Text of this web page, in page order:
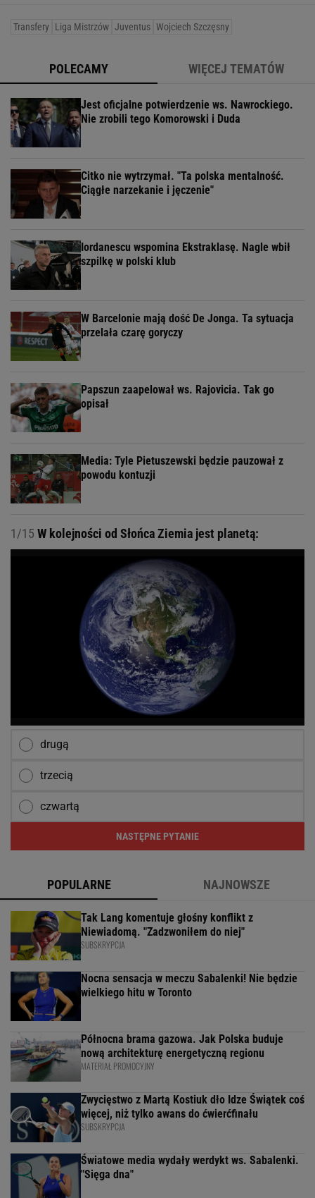
Transfery Liga Mistrzów Juventus Wojciech Szczęsny
POLECAMY WIĘCEJ TEMATÓW
Jest oficjalne potwierdzenie ws. Nawrockiego.
Nie zrobili tego Komorowski i Duda
Citko nie wytrzymał. "Ta polska mentalność.
Ciągłe narzekanie i jęczenie"
Iordanescu wspomina Ekstraklasę. Nagle wbił
szpilkę w polski klub
W Barcelonie mają dość De Jonga. Ta sytuacja
przelała czarę goryczy
Papszun zaapelował ws. Rajovicia. Tak go
opisał
Media: Tyle Pietuszewski będzie pauzował z
powodu kontuzji
1/15 W kolejności od Słońca Ziemia jest planetą:
drugą
trzecią
czwartą
NASTĘPNE PYTANIE
POPULARNE NAJNOWSZE
Tak Lang komentuje głośny konflikt z
Niewiadomą. "Zadzwoniłem do niej"
SUBSKRYPCJA
Nocna sensacja w meczu Sabalenki! Nie będzie
wielkiego hitu w Toronto
Północna brama gazowa. Jak Polska buduje
nową architekturę energetyczną regionu
MATERIAŁ PROMOCYJNY
Zwycięstwo z Martą Kostiuk dło Idze Świątek coś
więcej, niż tylko awans do ćwierćfinału
SUBSKRYPCJA
Światowe media wydały werdykt ws. Sabalenki.
"Sięga dna"